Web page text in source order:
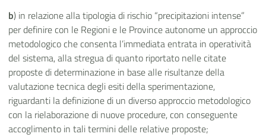
b) in relazione alla tipologia di rischio “precipitazioni intense”
per definire con le Regioni e le Province autonome un approccio
metodologico che consenta l’immediata entrata in operatività
del sistema, alla stregua di quanto riportato nelle citate
proposte di determinazione in base alle risultanze della
valutazione tecnica degli esiti della sperimentazione,
riguardanti la definizione di un diverso approccio metodologico
con la rielaborazione di nuove procedure, con conseguente
accoglimento in tali termini delle relative proposte;